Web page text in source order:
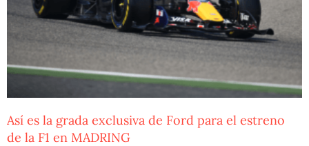
Así es la grada exclusiva de Ford para el estreno
de la F1 en MADRING